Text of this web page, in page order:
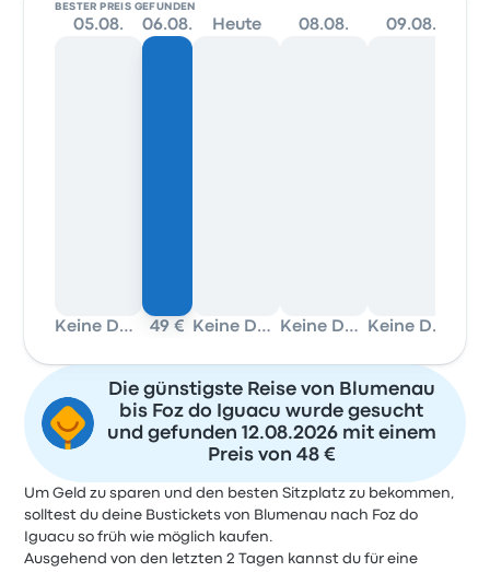
BESTER PREIS GEFUNDEN
05.08.
Keine Daten
06.08.
49 €
Heute
Keine Daten
08.08.
Keine Daten
09.08.
Keine Daten
Die günstigste Reise von Blumenau
bis Foz do Iguacu wurde gesucht
und gefunden 12.08.2026 mit einem
Preis von 48 €
Um Geld zu sparen und den besten Sitzplatz zu bekommen,
solltest du deine Bustickets von Blumenau nach Foz do
Iguacu so früh wie möglich kaufen.
Ausgehend von den letzten 2 Tagen kannst du für eine